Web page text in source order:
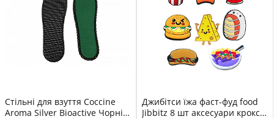
Стільні для взуття Coccine
Aroma Silver Bioactive Чорні
Джибітси їжа фаст-фуд food
Jibbitz 8 шт аксесуари крокс